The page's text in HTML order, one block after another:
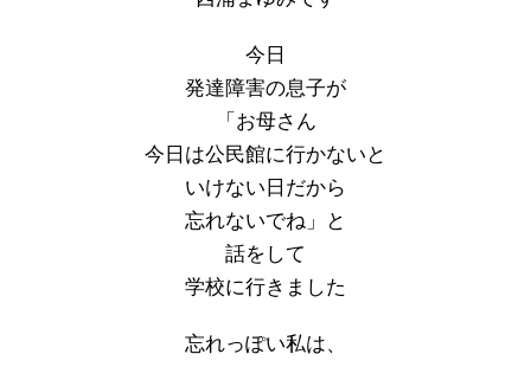
今日
発達障害の息子が
「お母さん
今日は公民館に行かないと
いけない日だから
忘れないでね」と
話をして
学校に行きました
忘れっぽい私は、